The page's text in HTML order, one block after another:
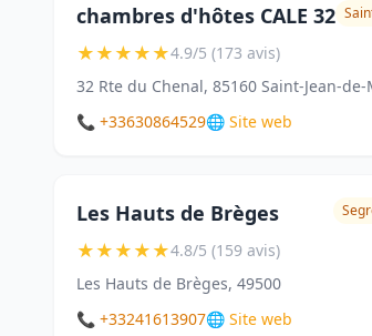
chambres d'hôtes CALE 32
★★★★★4.9/5 (173 avis)
32 Rte du Chenal, 85160 Saint-Jean-de-
📞 +33630864529🌐 Site web
Les Hauts de Brèges
★★★★★4.8/5 (159 avis)
Les Hauts de Brèges, 49500
📞 +33241613907🌐 Site web